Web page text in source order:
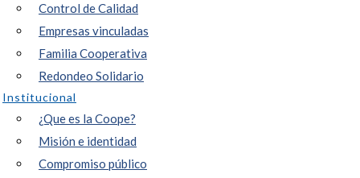
Control de Calidad
Empresas vinculadas
Familia Cooperativa
Redondeo Solidario
Institucional
¿Que es la Coope?
Misión e identidad
Compromiso público